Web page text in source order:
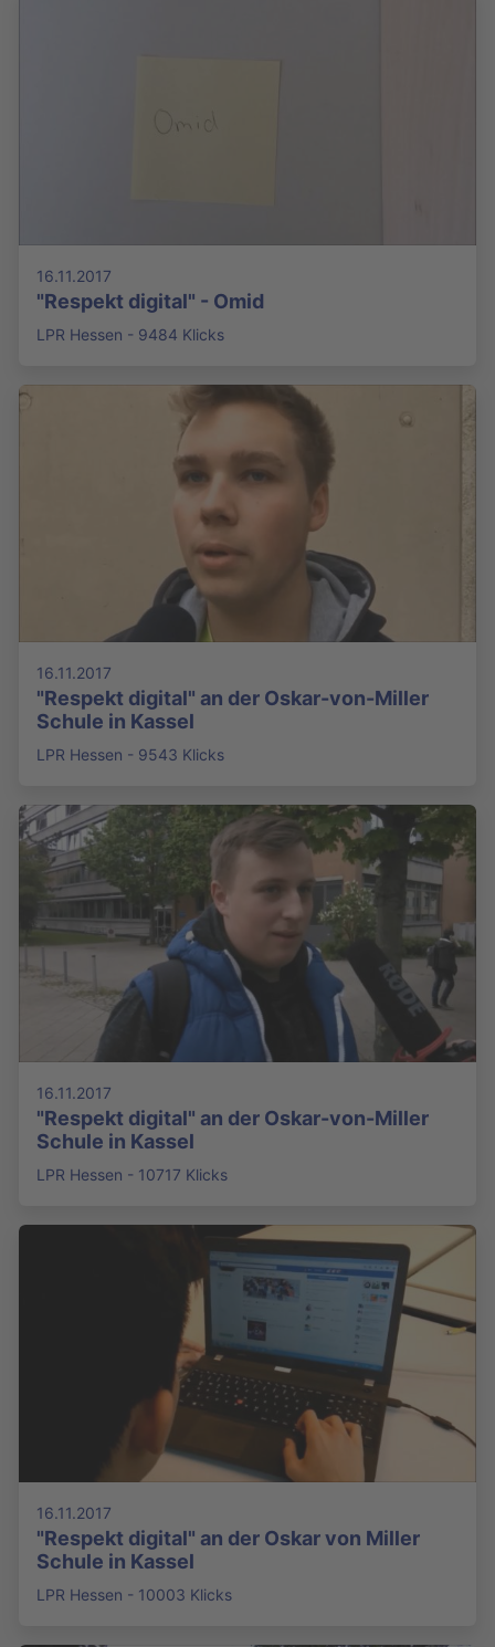
16.11.2017
"Respekt digital" - Omid
LPR Hessen - 9484 Klicks
16.11.2017
"Respekt digital" an der Oskar-von-Miller
Schule in Kassel
LPR Hessen - 9543 Klicks
16.11.2017
"Respekt digital" an der Oskar-von-Miller
Schule in Kassel
LPR Hessen - 10717 Klicks
16.11.2017
"Respekt digital" an der Oskar von Miller
Schule in Kassel
LPR Hessen - 10003 Klicks